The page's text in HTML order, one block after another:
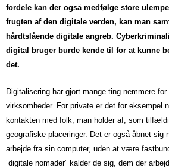
fordele kan der også medfølge store
frugten af den digitale verden, kan man
hårdtslående digitale angreb.
digital bruger burde kende til for at kunne
det.
Digitalisering har gjort mange ting nemmere
virksomheder. For private er det for eksempel
kontakten med folk, man holder af, som
geografiske placeringer. Det er også åbnet sig
arbejde fra sin computer, uden at være
”digitale nomader” kalder de sig, dem der